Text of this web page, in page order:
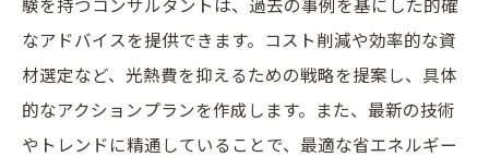
なアドバイスを提供できます。コスト削減や効率的な資
材選定など、光熱費を抑えるための戦略を提案し、具体
的なアクションプランを作成します。また、最新の技術
やトレンドに精通していることで、最適な省エネルギー